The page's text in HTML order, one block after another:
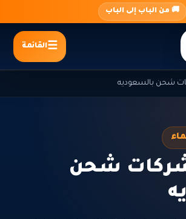
🚚 من الباب إلى الباب
القائمة
شحن بالسعوديه
شحن